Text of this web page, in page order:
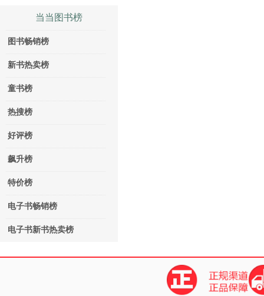
当当图书榜
图书畅销榜
新书热卖榜
童书榜
热搜榜
好评榜
飙升榜
特价榜
电子书畅销榜
电子书新书热卖榜